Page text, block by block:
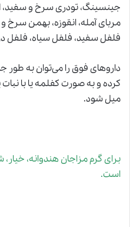
جین‏سینگ، تودرى سرخ و سفید،
مرباى آمله، انقوزه، بهمن سرخ
فلفل سفید، فلفل سیاه، فلفل
داروهاى فوق را می‌توان به‏ طور
كرده و به صورت كفلمه یا با
میل شود.
برای گرم مزاجان هندوانه،
است.